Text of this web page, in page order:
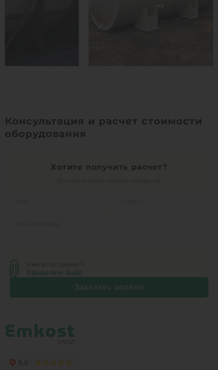
Консультация и расчет стоимости
оборудования
Хотите получить расчет?
Уже есть проект?
Прикрепите файл
Заказать звонок